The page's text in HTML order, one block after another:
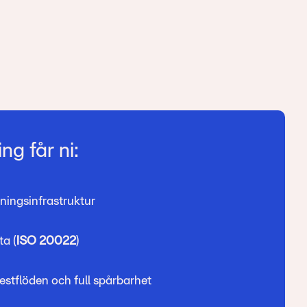
får ni:
( ISO 20022)
och full spårbarhet